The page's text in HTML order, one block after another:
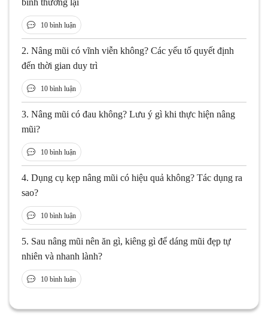
bình thường lại
10 bình luận
2. Nâng mũi có vĩnh viễn không? Các yếu tố quyết định
đến thời gian duy trì
10 bình luận
3. Nâng mũi có đau không? Lưu ý gì khi thực hiện nâng
mũi?
10 bình luận
4. Dụng cụ kẹp nâng mũi có hiệu quả không? Tác dụng ra
sao?
10 bình luận
5. Sau nâng mũi nên ăn gì, kiêng gì để dáng mũi đẹp tự
nhiên và nhanh lành?
10 bình luận